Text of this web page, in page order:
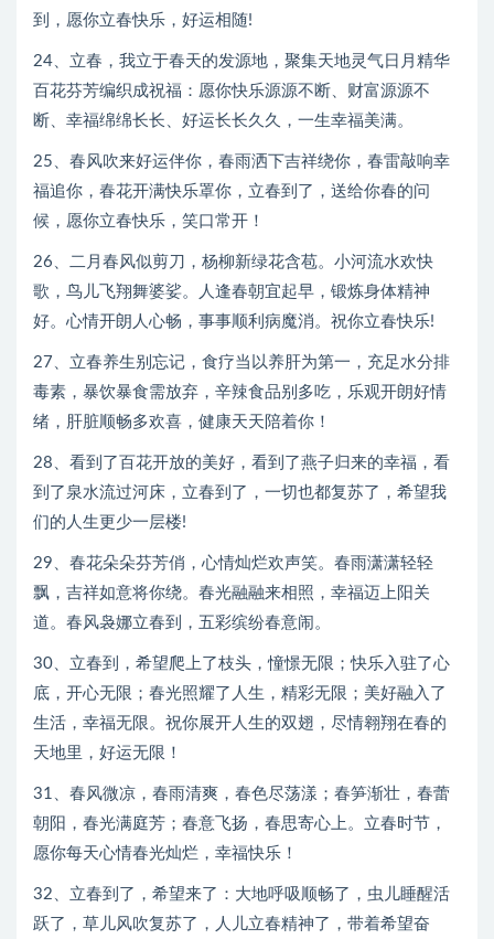
到，愿你立春快乐，好运相随!
24、立春，我立于春天的发源地，聚集天地灵气日月精华
百花芬芳编织成祝福：愿你快乐源源不断、财富源源不
断、幸福绵绵长长、好运长长久久，一生幸福美满。
25、春风吹来好运伴你，春雨洒下吉祥绕你，春雷敲响幸
福追你，春花开满快乐罩你，立春到了，送给你春的问
候，愿你立春快乐，笑口常开！
26、二月春风似剪刀，杨柳新绿花含苞。小河流水欢快
歌，鸟儿飞翔舞婆娑。人逢春朝宜起早，锻炼身体精神
好。心情开朗人心畅，事事顺利病魔消。祝你立春快乐!
27、立春养生别忘记，食疗当以养肝为第一，充足水分排
毒素，暴饮暴食需放弃，辛辣食品别多吃，乐观开朗好情
绪，肝脏顺畅多欢喜，健康天天陪着你！
28、看到了百花开放的美好，看到了燕子归来的幸福，看
到了泉水流过河床，立春到了，一切也都复苏了，希望我
们的人生更少一层楼!
29、春花朵朵芬芳俏，心情灿烂欢声笑。春雨潇潇轻轻
飘，吉祥如意将你绕。春光融融来相照，幸福迈上阳关
道。春风袅娜立春到，五彩缤纷春意闹。
30、立春到，希望爬上了枝头，憧憬无限；快乐入驻了心
底，开心无限；春光照耀了人生，精彩无限；美好融入了
生活，幸福无限。祝你展开人生的双翅，尽情翱翔在春的
天地里，好运无限！
31、春风微凉，春雨清爽，春色尽荡漾；春笋渐壮，春蕾
朝阳，春光满庭芳；春意飞扬，春思寄心上。立春时节，
愿你每天心情春光灿烂，幸福快乐！
32、立春到了，希望来了：大地呼吸顺畅了，虫儿睡醒活
跃了，草儿风吹复苏了，人儿立春精神了，带着希望奋